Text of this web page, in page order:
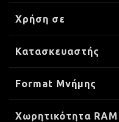
Χρήση σε
Κατασκευαστής
Format Μνήμης
Xωρητικότητα RAM